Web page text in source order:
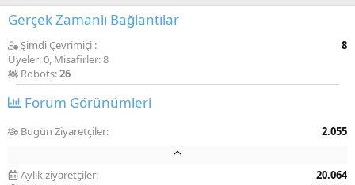
Gerçek Zamanlı Bağlantılar
Şimdi Çevrimiçi
8
Üyeler: 0, Misafirler: 8
Robots:26
Forum Görünümleri
Bugün Ziyaretçiler 2.055
Aylık ziyaretçiler
20.064